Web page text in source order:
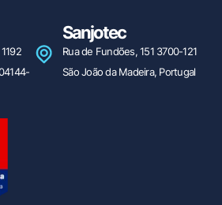
Sanjotec
Rua de Fundões, 151 3700-121
São João da Madeira, Portugal